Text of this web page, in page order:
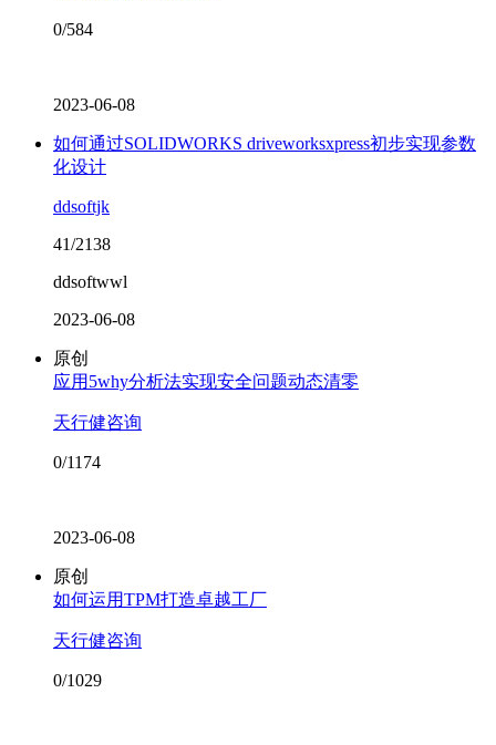
0/584
2023-06-08
如何通过SOLIDWORKS driveworksxpress初步实现参数
化设计
ddsoftjk
41/2138
ddsoftwwl
2023-06-08
原创
应用5why分析法实现安全问题动态清零
天行健咨询
0/1174
2023-06-08
原创
如何运用TPM打造卓越工厂
天行健咨询
0/1029